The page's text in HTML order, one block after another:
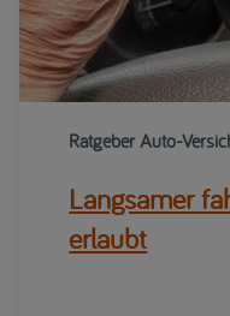
Ratgeber Auto-
Langsamer
erlaubt